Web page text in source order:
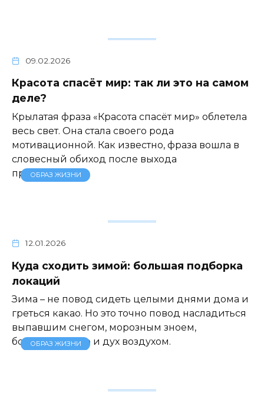
09.02.2026
Красота спасёт мир: так ли это на самом
деле?
Крылатая фраза «Красота спасёт мир» облетела
весь свет. Она стала своего рода
мотивационной. Как известно, фраза вошла в
словесный обиход после выхода
произведения
ОБРАЗ ЖИЗНИ
12.01.2026
Куда сходить зимой: большая подборка
локаций
Зима – не повод сидеть целыми днями дома и
греться какао. Но это точно повод насладиться
выпавшим снегом, морозным зноем,
бодрящим тело и дух воздухом.
ОБРАЗ ЖИЗНИ